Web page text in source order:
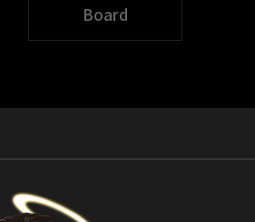
Board